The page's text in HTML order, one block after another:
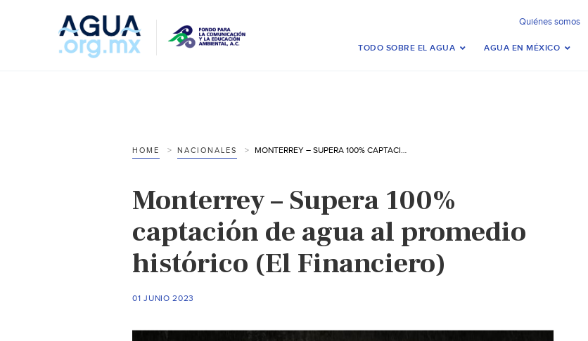
Quiénes somos
TODO SOBRE EL AGUA AGUA EN MÉXICO
HOME NACIONALES MONTERREY – SUPERA 100% CAPTACIÓN DE AGUA AL PROMEDIO HISTÓRICO (EL FINANCIERO)
Monterrey – Supera 100%
captación de agua al promedio
histórico (El Financiero)
01 JUNIO 2023